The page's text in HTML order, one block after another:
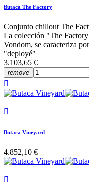
Butaca The Factory
Conjunto chillout The
La colección "The
Vondom, se caracteriza
"deployé"
3.103,65 €
remove


Butaca Vineyard
4.852,10 €
